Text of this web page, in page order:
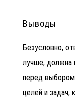
Выводы
Безусловно,
лучше, должна
перед
целей и задач,